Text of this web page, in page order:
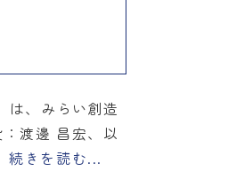
、みらい創造
渡邊 昌宏、以
続きを読む...